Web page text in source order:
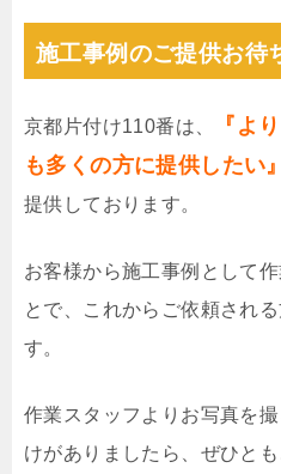
施工事例のご提供お待
京都片付け110番は、
『よ
も多くの方に提供したい』
提供しております。
お客様から施工事例として
とで、これからご依頼され
す。
作業スタッフよりお写真を
けがありましたら、ぜひと